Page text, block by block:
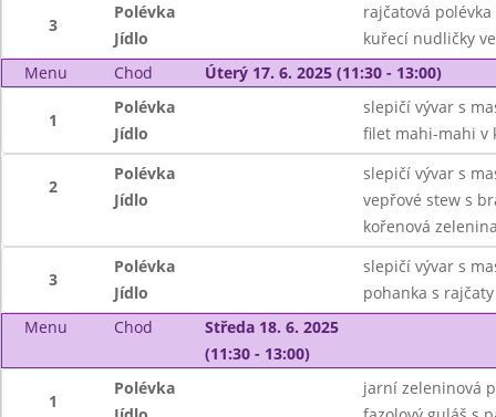
3
Polévka
rajčatová
Jídlo
kuřecí nudličky
Menu
Chod Úterý 17. 6. 2025 (11:30 - 13:00)
1
Polévka
slepičí vývar s
Jídlo
filet mahi-mahi v
2
Polévka
slepičí vývar s
Jídlo
vepřové stew s
kořenová
3
Polévka
slepičí vývar s
Jídlo
pohanka s
Menu
Chod
Středa 18. 6. 2025
(11:30 - 13:00)
1
Polévka
jarní zeleninová